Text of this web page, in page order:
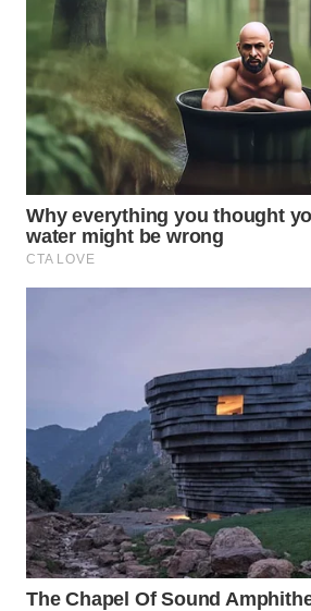
WN
TAPANULI
SELATAN
WN
TANJUNG
LESUNG
WN
WN
LABUHANBATU
WN
TAPANULI
TENGAH
WN DELI